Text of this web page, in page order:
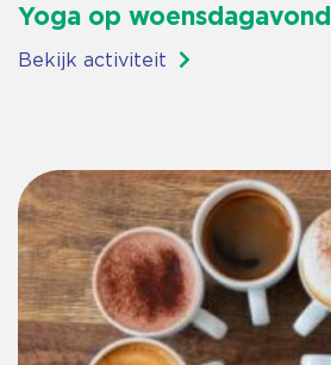
Yoga op woensdagavond
Bekijk activiteit